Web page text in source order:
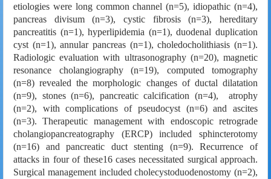
etiologies were long common channel (n=5), idiopathic (n=4),
pancreas divisum (n=3), cystic fibrosis (n=3), hereditary
pancreatitis (n=1), hyperlipidemia (n=1), duodenal duplication
cyst (n=1), annular pancreas (n=1), choledocholithiasis (n=1).
Radiologic evaluation with ultrasonography (n=20), magnetic
resonance cholangiography (n=19), computed tomography
(n=8) revealed the morphologic changes of ductal dilatation
(n=9), stones (n=6), pancreatic calcification (n=4), atrophy
(n=2), with complications of pseudocyst (n=6) and ascites
(n=3). Therapeutic management with endoscopic retrograde
cholangiopancreatography (ERCP) included sphincterotomy
(n=16) and pancreatic duct stenting (n=9). Recurrence of
attacks in four of these16 cases necessitated surgical approach.
Surgical management included cholecystoduodenostomy (n=2),